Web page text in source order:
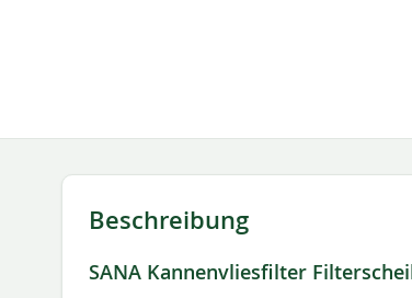
Beschreibung
SANA Kannenvliesfilter